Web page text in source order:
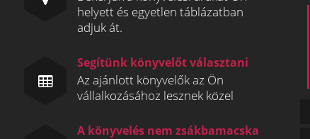
helyett és egyetlen táblázatban
adjuk át.
Segítünk könyvelőt választani
Az ajánlott könyvelők az Ön
vállalkozásához lesznek közel
A könyvelés nem zsákbamacska